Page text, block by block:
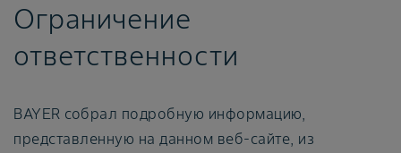
Ограничение
ответственности
BAYER собрал подробную информацию,
представленную на данном веб-сайте, из